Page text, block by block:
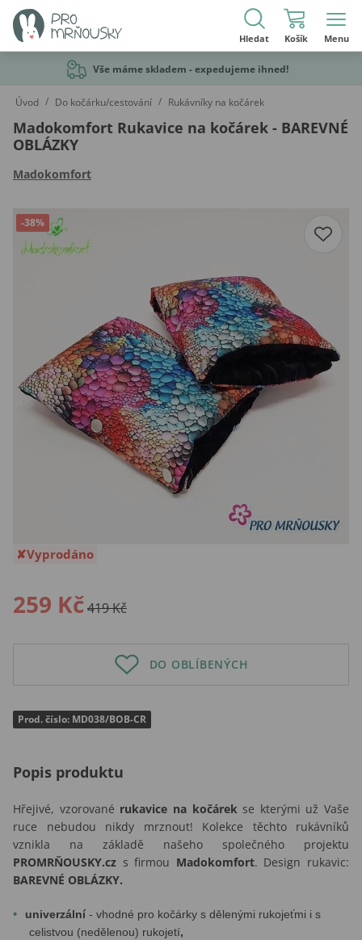
Hledat Košík Menu
Vše máme skladem - expedujeme ihned!
Úvod / Do kočárku/cestování / Rukávníky na kočárek
Madokomfort Rukavice na kočárek - BAREVNÉ
OBLÁZKY
Madokomfort
Vyprodáno
259 Kč419 Kč
DO OBLÍBENÝCH
Prod. číslo: MD038/BOB-CR
-38%
Popis produktu
Hřejivé, vzorované rukavice na kočárekse kterými už Vaše
ruce nebudou nikdy mrznout! Kolekce těchto rukávníků
vznikla na základě našeho společného projektu
PROMRŇOUSKY.cz s firmou Madokomfort. Design rukavic:
BAREVNÉ OBLÁZKY.
univerzální - vhodné pro kočárky s dělenými rukojeťmi i s
celistvou (nedělenou) rukojetí,